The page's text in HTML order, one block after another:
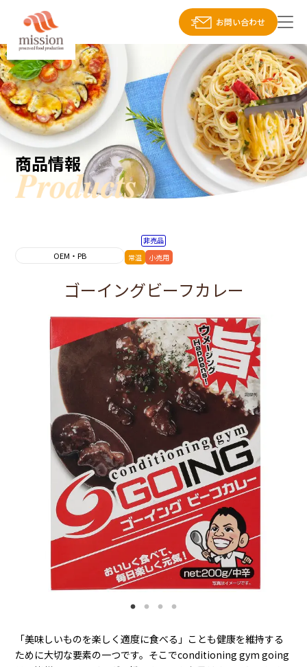
お問い合わせ
商品情報
ゴーイングビーフカレー
OEM・PB 常温 小売用
非売品
「美味しいものを楽しく適度に食べる」ことも健康を維持する
ために大切な要素の一つです。そこでconditioning gym going